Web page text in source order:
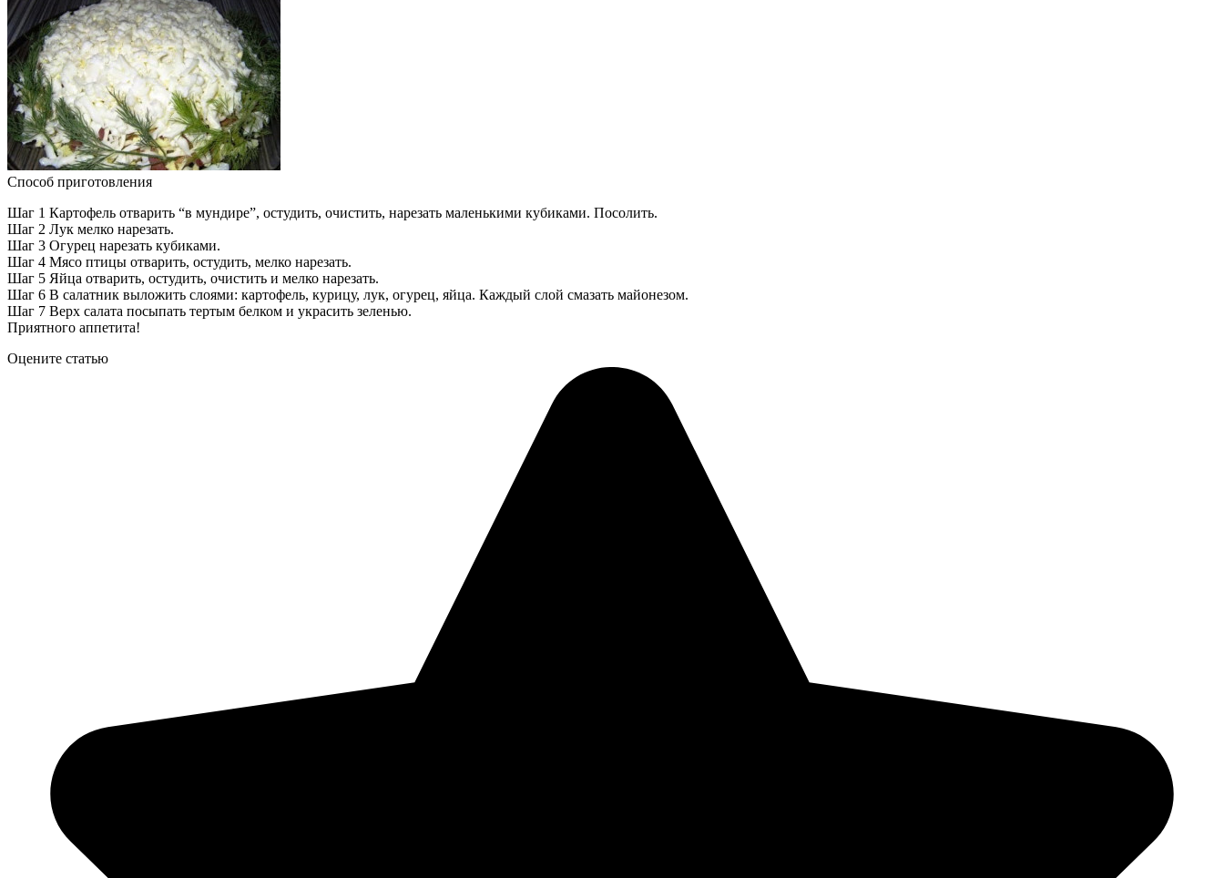
Способ приготовления
Шаг 1 Картофель отварить “в мундире”, остудить, очистить, нарезать маленькими кубиками. Посолить.
Шаг 2 Лук мелко нарезать.
Шаг 3 Огурец нарезать кубиками.
Шаг 4 Мясо птицы отварить, остудить, мелко нарезать.
Шаг 5 Яйца отварить, остудить, очистить и мелко нарезать.
Шаг 6 В салатник выложить слоями: картофель, курицу, лук, огурец, яйца. Каждый слой смазать майонезом.
Шаг 7 Верх салата посыпать тертым белком и украсить зеленью.
Приятного аппетита!
Оцените статью